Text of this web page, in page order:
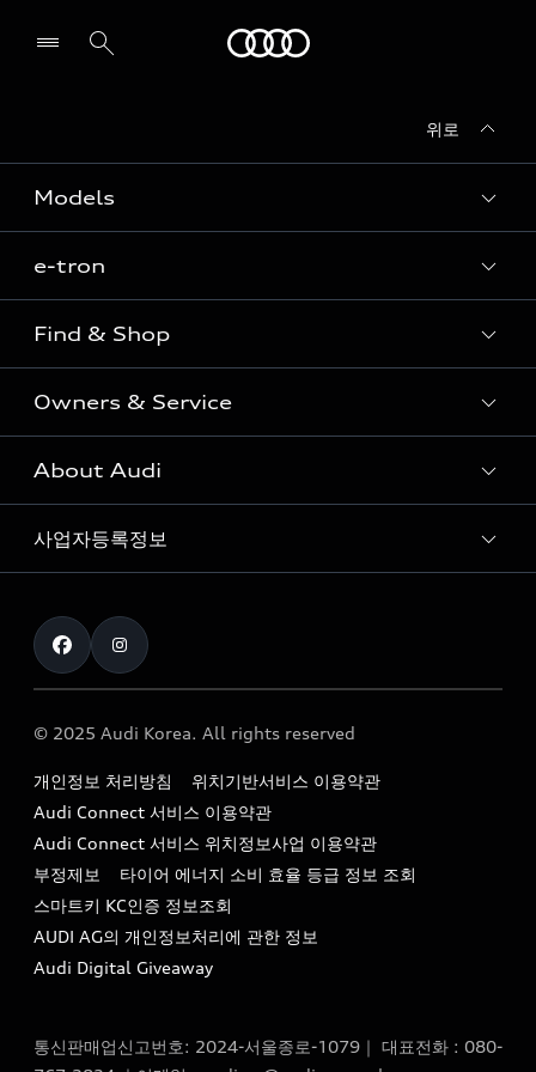
위로
Models
Sedan
SUV
Coupe
S range
e-tron
e-tron
Find & Shop
전시장/AAP 전시장/AS센터
아우디 신차 재고
아우디 모델 비교하기
아우디 공식 인증 중고차
The new Audi A6 Taste Drive 이벤트
Owners & Service
고객안내
Audi Connect
myAudiworld
내비게이션 데이터 다운로드
아우디 영상 매뉴얼
서비스 센터
서비스 프로그램
아우디 e-tron 케어 프로그램
사설수리업체를 위한 권고사항
About Audi
아우디 브랜드
Formula 1
Audi Story
아우디코리아 소식
아우디코리아 소개
아우디 스토리
아우디 브랜드 히스토리
quattro 시스템
사업자등록정보
통신판매업신고번호 : 2024-서울종로-1079
대표자명 : 틸 셰어
딩)
이메일 : audi_m@audi-ccc.co.kr
© 2025 Audi Korea. All rights reserved
개인정보 처리방침
위치기반서비스 이용약관
Audi Connect 서비스 이용약관
Audi Connect 서비스 위치정보사업 이용약관
부정제보
타이어 에너지 소비 효율 등급 정보 조회
스마트키 KC인증 정보조회
AUDI AG의 개인정보처리에 관한 정보
Audi Digital Giveaway
통신판매업신고번호: 2024-서울종로-1079｜ 대표전화 : 080-